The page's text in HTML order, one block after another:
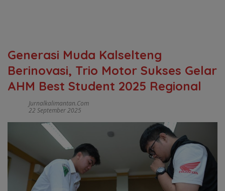
Generasi Muda Kalselteng
Berinovasi, Trio Motor Sukses Gelar
AHM Best Student 2025 Regional
Jurnalkalimantan.com
22 September 2025